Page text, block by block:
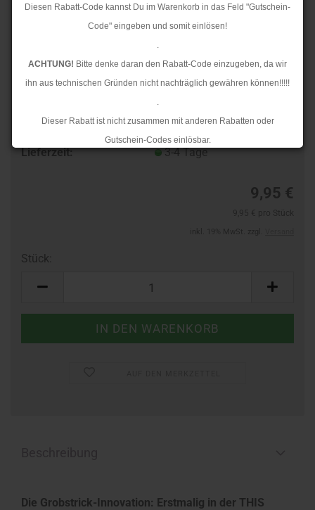
Diesen Rabatt-Code kannst Du im Warenkorb in das Feld "Gutschein-
Code" eingeben und somit einlösen!
.
ACHTUNG! Bitte denke daran den Rabatt-Code einzugeben, da wir
ihn aus technischen Gründen nicht nachträglich gewähren können!!!!!
.
Dieser Rabatt ist nicht zusammen mit anderen Rabatten oder
Gutschein-Codes einlösbar.
.
Rückstaus kann es jedoch zu längeren Lieferzeiten kommen.
Lieferzeit:
3-4 Tage
9,95 €
Stück:
Die Grobstrick-Innovation: Erstmalig in der THIS